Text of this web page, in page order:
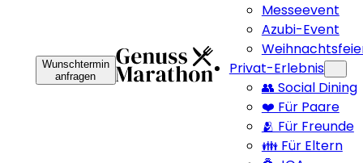
Messeevent
Azubi-Event
Privat-Erlebnis
👥 Social Dining
❤️ Für Paare
🫂 Für Freunde
👪 Für Eltern
Wunschtermin
anfragen